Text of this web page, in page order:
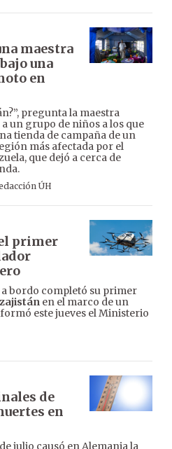
maestra
una
en
pregunta la maestra
un grupo de niños a los que
tienda de campaña de un
más afectada por el
que dejó a cerca de
ÚH
primer
bordo completó su primer
en el marco de un
este jueves el Ministerio
de
en
julio causó en Alemania la